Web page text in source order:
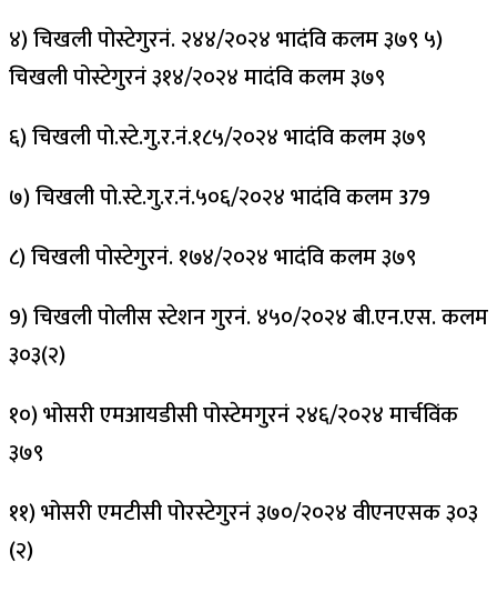
४) चिखली पोस्टेगुरनं. २४४/२०२४ भादंवि कलम ३७९ ५)
चिखली पोस्टेगुरनं ३१४/२०२४ मादंवि कलम ३७९
६) चिखली पो.स्टे.गु.र.नं.१८५/२०२४ भादंवि कलम ३७९
७) चिखली पो.स्टे.गु.र.नं.५०६/२०२४ भादंवि कलम 379
८) चिखली पोस्टेगुरनं. १७४/२०२४ भादंवि कलम ३७९
9) चिखली पोलीस स्टेशन गुरनं. ४५०/२०२४ बी.एन.एस. कलम
३०३(२)
१०) भोसरी एमआयडीसी पोस्टेमगुरनं २४६/२०२४ मार्चविंक
३७९
११) भोसरी एमटीसी पोरस्टेगुरनं ३७०/२०२४ वीएनएसक ३०३
(२)